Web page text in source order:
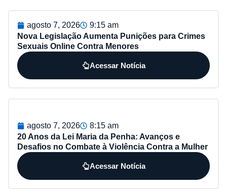
agosto 7, 2026
9:15 am
Nova Legislação Aumenta Punições para Crimes
Sexuais Online Contra Menores
Acessar Notícia
agosto 7, 2026
8:15 am
20 Anos da Lei Maria da Penha: Avanços e
Desafios no Combate à Violência Contra a Mulher
Acessar Notícia